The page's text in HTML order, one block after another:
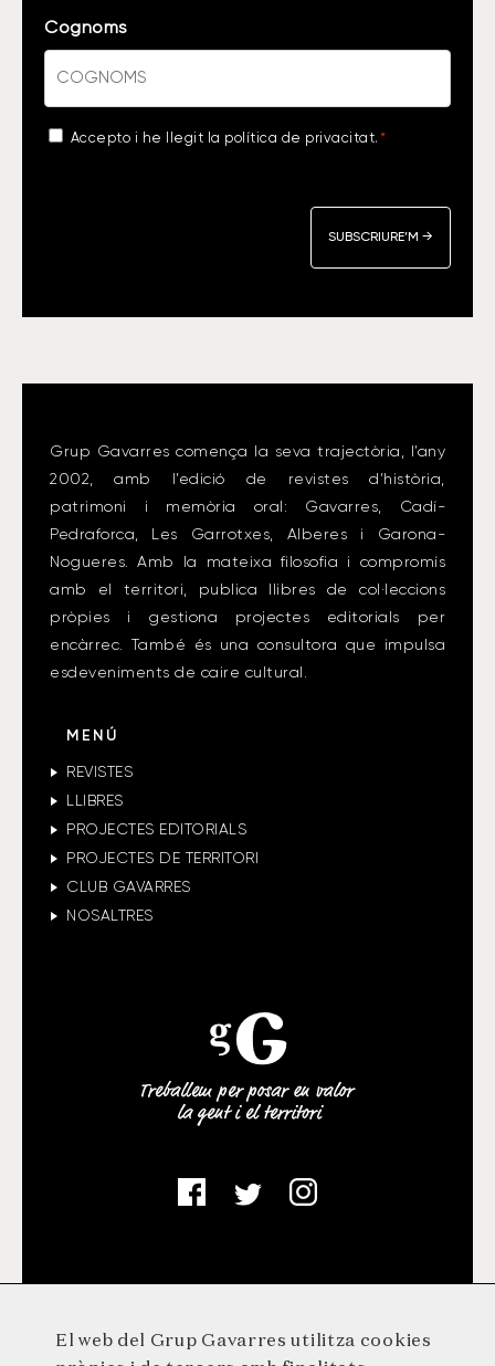
Cognoms
Acceptance
Accepto i he llegit la política de privacitat. *
Grup Gavarres comença la seva trajectòria, l’any
2002, amb l’edició de revistes d’història,
patrimoni i memòria oral: Gavarres, Cadí-
Pedraforca, Les Garrotxes, Alberes i Garona-
Nogueres. Amb la mateixa filosofia i compromís
amb el territori, publica llibres de col·leccions
pròpies i gestiona projectes editorials per
encàrrec. També és una consultora que impulsa
esdeveniments de caire cultural.
MENÚ
REVISTES
LLIBRES
PROJECTES EDITORIALS
PROJECTES DE TERRITORI
CLUB GAVARRES
NOSALTRES
El web del Grup Gavarres utilitza cookies